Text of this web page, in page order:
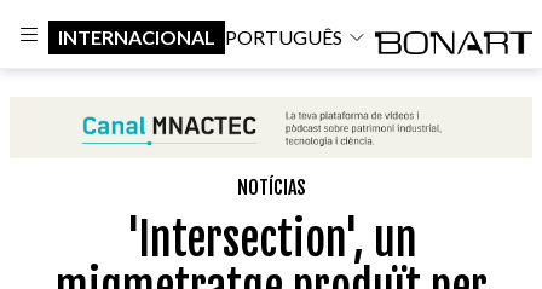
INTERNACIONAL PORTUGUÊS
NOTÍCIAS
'Intersection', un